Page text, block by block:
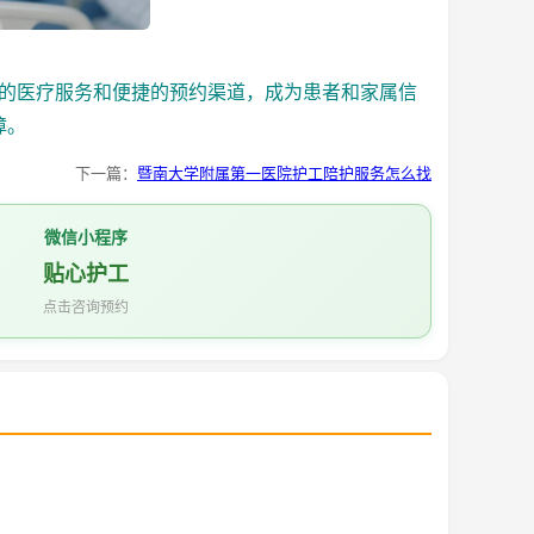
疗服务和便捷的预约渠道，成为患者和家属信
下一篇： 暨南大学附属第一医院护工陪护服务怎么找
微信小程序
贴心护工
点击咨询预约